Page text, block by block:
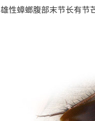
性蟑螂腹部末节长有